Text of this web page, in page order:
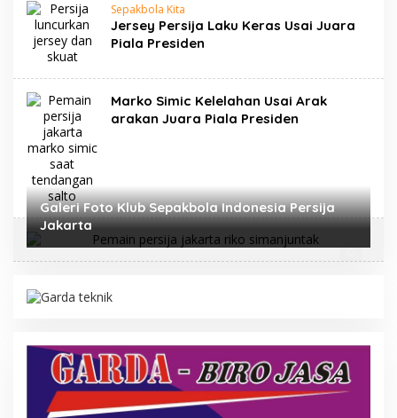
Sepakbola Kita
Jersey Persija Laku Keras Usai Juara
Piala Presiden
Marko Simic Kelelahan Usai Arak
arakan Juara Piala Presiden
Galeri Foto Klub Sepakbola Indonesia Persija
Jakarta